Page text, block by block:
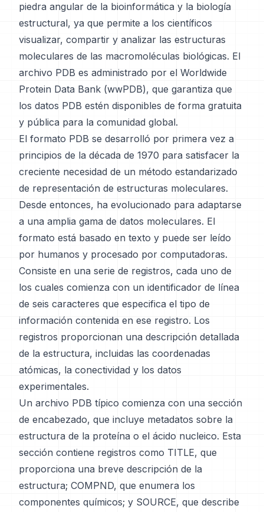
piedra angular de la bioinformática y la biología
estructural, ya que permite a los científicos
visualizar, compartir y analizar las estructuras
moleculares de las macromoléculas biológicas. El
archivo PDB es administrado por el Worldwide
Protein Data Bank (wwPDB), que garantiza que
los datos PDB estén disponibles de forma gratuita
y pública para la comunidad global.
El formato PDB se desarrolló por primera vez a
principios de la década de 1970 para satisfacer la
creciente necesidad de un método estandarizado
de representación de estructuras moleculares.
Desde entonces, ha evolucionado para adaptarse
a una amplia gama de datos moleculares. El
formato está basado en texto y puede ser leído
por humanos y procesado por computadoras.
Consiste en una serie de registros, cada uno de
los cuales comienza con un identificador de línea
de seis caracteres que especifica el tipo de
información contenida en ese registro. Los
registros proporcionan una descripción detallada
de la estructura, incluidas las coordenadas
atómicas, la conectividad y los datos
experimentales.
Un archivo PDB típico comienza con una sección
de encabezado, que incluye metadatos sobre la
estructura de la proteína o el ácido nucleico. Esta
sección contiene registros como TITLE, que
proporciona una breve descripción de la
estructura; COMPND, que enumera los
componentes químicos; y SOURCE, que describe